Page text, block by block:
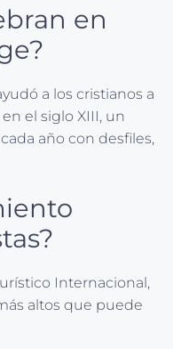
en
a los cristianos a
el siglo XIII, un
año con desfiles,
Internacional,
altos que puede